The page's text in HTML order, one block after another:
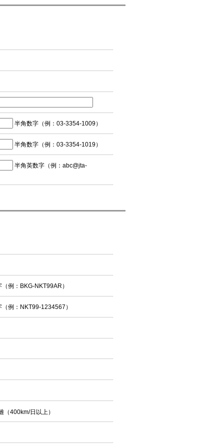
半角数字（例：03-3354-1009）
半角数字（例：03-3354-1019）
半角英数字（例：abc@jta-
例：BKG-NKT99AR）
例：NKT99-1234567）
（400km/日以上）